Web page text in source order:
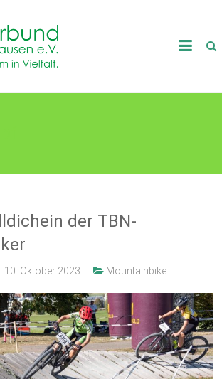
der TBN-
10. Oktober 2023 Mountainbike